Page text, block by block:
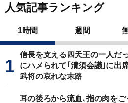
人気記事ランキング
1時間 週間
信長を支える四天王の一人だ
にハメられて｢清須会議｣に出
武将の哀れな末路
耳の後ろから流血､指の肉をご